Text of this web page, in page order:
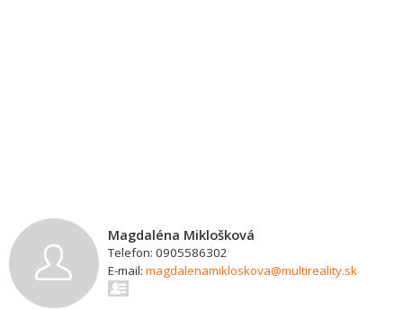
Magdaléna Miklošková
Telefon: 0905586302
E-mail: magdalenamikloskova@multireality.sk